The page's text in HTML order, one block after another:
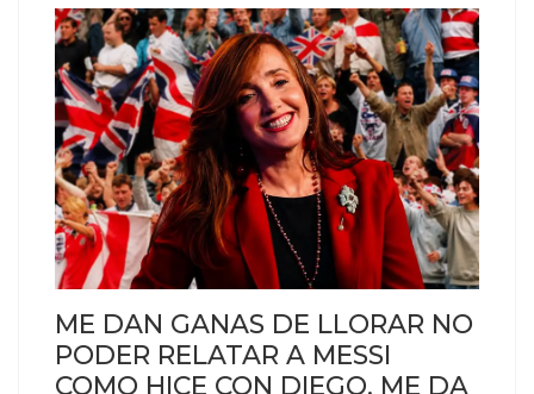
ME DAN GANAS DE LLORAR NO
PODER RELATAR A MESSI
COMO HICE CON DIEGO, ME DA